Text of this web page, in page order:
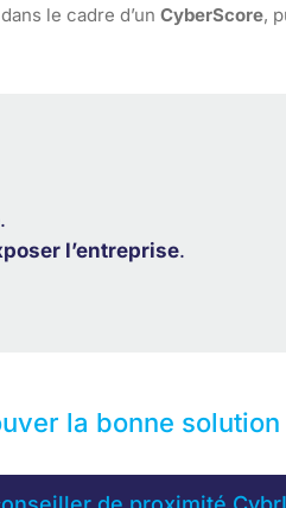
le cadre d’unCyberScore,
.
l’entreprise.
la bonne solution